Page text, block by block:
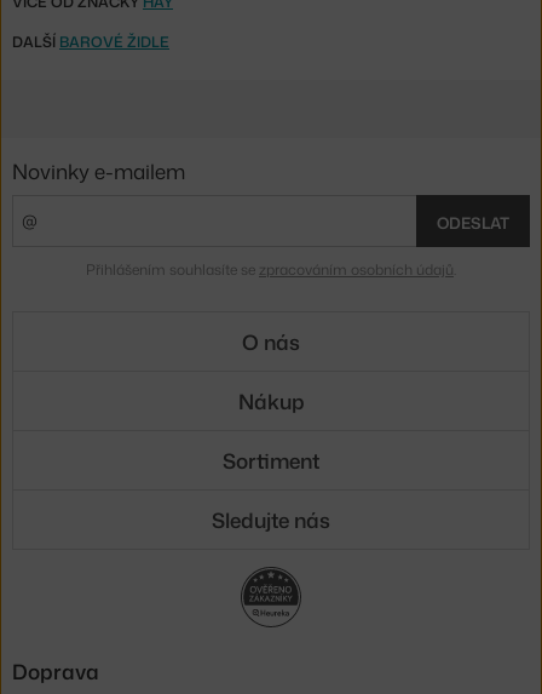
DALŠÍ BAROVÉ ŽIDLE
Novinky e-mailem
ODESLAT
Přihlášením souhlasíte se zpracováním osobních údajů
O nás
Nákup
Sortiment
Sledujte nás
Doprava